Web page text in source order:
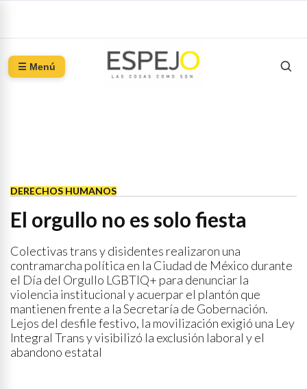
☰ Menú
DERECHOS HUMANOS
El orgullo no es solo fiesta
Colectivas trans y disidentes realizaron una
contramarcha política en la Ciudad de México durante
el Día del Orgullo LGBTIQ+ para denunciar la
violencia institucional y acuerpar el plantón que
mantienen frente a la Secretaría de Gobernación.
Lejos del desfile festivo, la movilización exigió una Ley
Integral Trans y visibilizó la exclusión laboral y el
abandono estatal